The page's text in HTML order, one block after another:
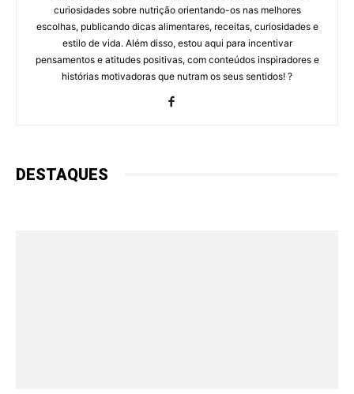
curiosidades sobre nutrição orientando-os nas melhores
escolhas, publicando dicas alimentares, receitas, curiosidades e
estilo de vida. Além disso, estou aqui para incentivar
pensamentos e atitudes positivas, com conteúdos inspiradores e
histórias motivadoras que nutram os seus sentidos! ?
DESTAQUES